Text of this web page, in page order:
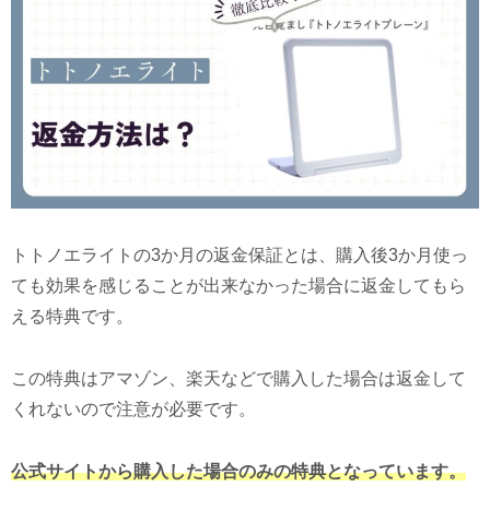
トトノエライトの3か月の返金保証とは、購入後3か月使っ
ても効果を感じることが出来なかった場合に返金してもら
える特典です。
この特典はアマゾン、楽天などで購入した場合は返金して
くれないので注意が必要です。
公式サイトから購入した場合のみの特典となっています。